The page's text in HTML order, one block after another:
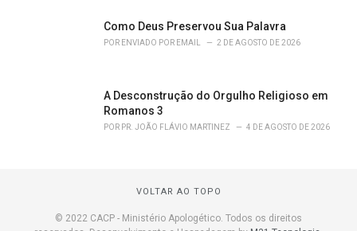
Como Deus Preservou Sua Palavra
POR ENVIADO POR EMAIL 2 DE AGOSTO DE 2026
A Desconstrução do Orgulho Religioso em
Romanos 3
POR PR. JOÃO FLÁVIO MARTINEZ 4 DE AGOSTO DE 2026
VOLTAR AO TOPO
© 2022 CACP - Ministério Apologético. Todos os direitos